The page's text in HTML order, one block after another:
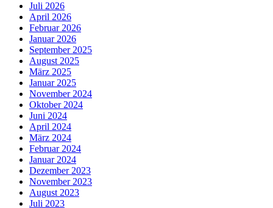
Juli 2026
April 2026
Februar 2026
Januar 2026
September 2025
August 2025
März 2025
Januar 2025
November 2024
Oktober 2024
Juni 2024
April 2024
März 2024
Februar 2024
Januar 2024
Dezember 2023
November 2023
August 2023
Juli 2023